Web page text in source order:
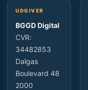
UDGIVER
BGGD Digital
CVR:
34482853
Dalgas
Boulevard 48
2000